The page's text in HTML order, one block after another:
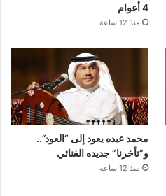
4 أعوام
منذ 12 ساعة
محمد عبده يعود إلى “العود”..
و”تأخرنا” جديده الغنائي
منذ 12 ساعة